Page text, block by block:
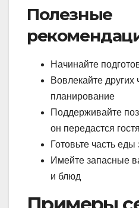
Полезные
Начинайте
Вовлекайте других
планирование
Поддерживайте
он передастся
Готовьте часть еды
Имейте запасные
и блюд